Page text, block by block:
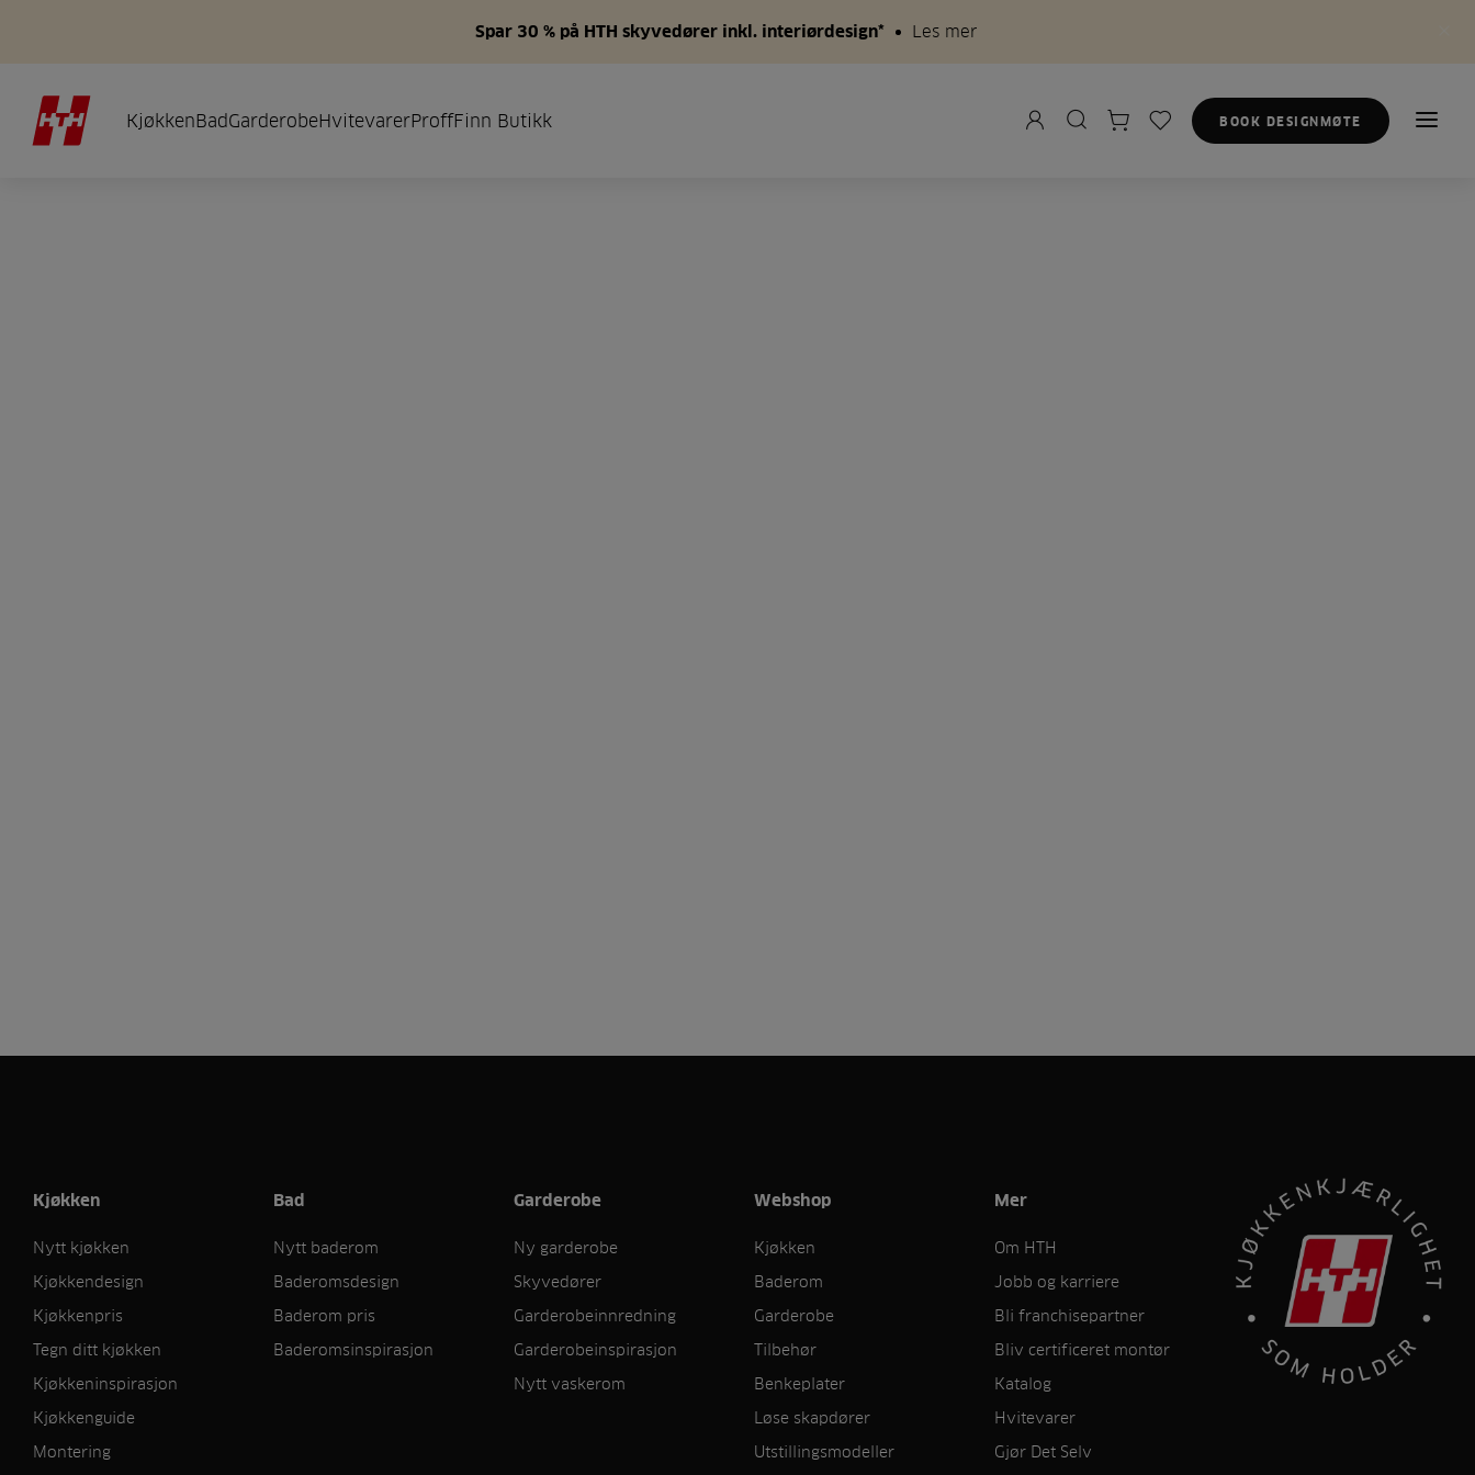
Spar 30 % på HTH skyvedører inkl. interiørdesign* Les mer
KjøkkenBadGarderobeHvitevarerProffFinn Butikk BOOK DESIGNMØTE
Kjøkken
Nytt kjøkken
Kjøkkendesign
Kjøkkenpris
Tegn ditt kjøkken
Kjøkkeninspirasjon
Kjøkkenguide
Montering
Bad
Nytt baderom
Baderomsdesign
Baderom pris
Baderomsinspirasjon
Garderobe
Ny garderobe
Skyvedører
Garderobeinnredning
Garderobeinspirasjon
Nytt vaskerom
Webshop
Kjøkken
Baderom
Garderobe
Tilbehør
Benkeplater
Løse skapdører
Utstillingsmodeller
Mer
Om HTH
Jobb og karriere
Bli franchisepartner
Bliv certificeret montør
Katalog
Hvitevarer
Gjør Det Selv